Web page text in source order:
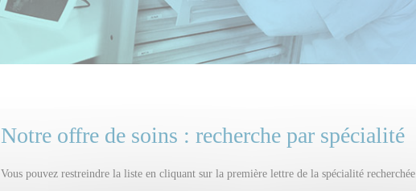
Notre offre de soins : recherche par spécialité
Vous pouvez restreindre la liste en cliquant sur la première lettre de la spécialité recherchée.